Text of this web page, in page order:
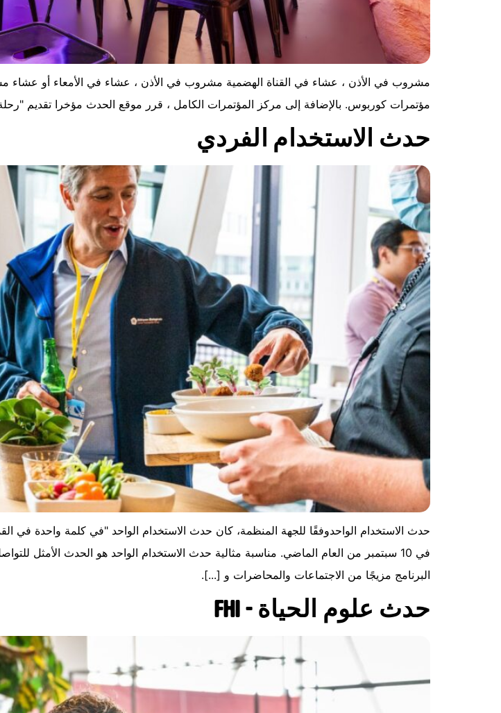
مشروب في الأذن ، عشاء في القناة الهضمية مشروب في الأذن ، عشاء في الأمعاء أو
مؤتمرات كوربوس. بالإضافة إلى مركز المؤتمرات الكامل ، قرر موقع الحدث مؤخرا تقديم
حدث الاستخدام الفردي
حدث الاستخدام الواحدوفقًا للجهة المنظمة، كان حدث الاستخدام الواحد "في كلمة واحدة في
في 10 سبتمبر من العام الماضي. مناسبة مثالية حدث الاستخدام الواحد هو الحدث الأمثل
البرنامج مزيجًا من الاجتماعات والمحاضرات و [...].
حدث علوم الحياة - FHI